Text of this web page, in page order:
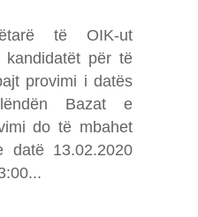
të OIK-ut
kandidatët për të
provimi i datës
Bazat e
do të mbahet
datë 13.02.2020